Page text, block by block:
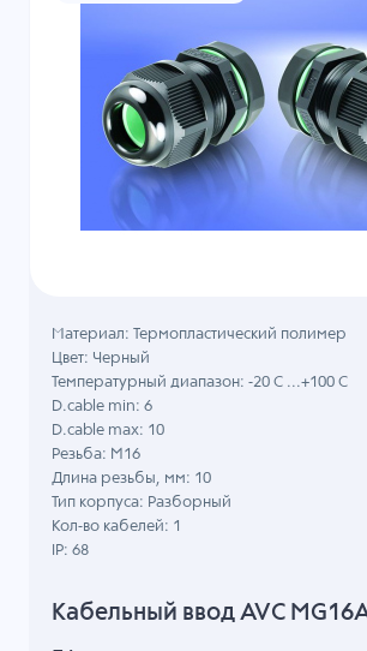
Кабельный ввод AVC
Материал: Термопластический полимер
Цвет: Черный
Температурный диапазон: -20 C ...+100 C
D.cable min: 6
D.cable max: 10
Резьба: M16
Длина резьбы, мм: 10
Тип корпуса: Разборный
Кол-во кабелей: 1
IP: 68